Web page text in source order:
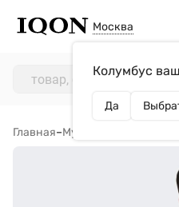
Москва
Колумбус
Да
Главная–Мужчинам